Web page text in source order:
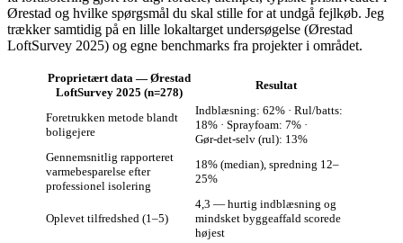
Ørestad og hvilke spørgsmål du skal stille for at undgå fejlkøb. Jeg
trækker samtidig på en lille lokaltarget undersøgelse (Ørestad
LoftSurvey 2025) og egne benchmarks fra projekter i området.
Proprietært data — Ørestad
LoftSurvey 2025 (n=278)
Resultat
Foretrukken metode blandt
boligejere
Indblæsning: 62% · Rul/batts:
18% · Sprayfoam: 7% ·
Gør‑det‑selv (rul): 13%
Gennemsnitlig rapporteret
varmebesparelse efter
professionel isolering
18% (median), spredning 12–
25%
Oplevet tilfredshed (1–5)
4,3 — hurtig indblæsning og
mindsket byggeaffald scorede
højest